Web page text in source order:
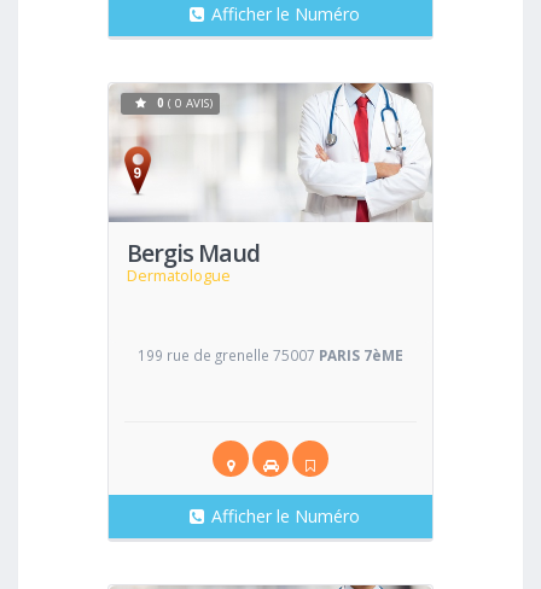
Afficher le Numéro
Bergis Maud
Dermatologue
Voir
0 ( 0 AVIS)
199 rue de grenelle 75007 PARIS 7èME
Afficher le Numéro